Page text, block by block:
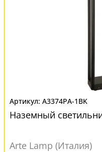
A3374PA-1BK
Наземный
Arte Lamp (Италия)